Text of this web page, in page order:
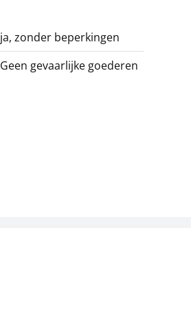
ja, zonder beperkingen
Geen gevaarlijke goederen